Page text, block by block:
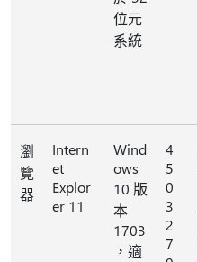
位元
系統
瀏
覽
器
Intern
et
Explor
er 11
Wind
ows
10 版
本
1703
，適
4
5
0
3
2
7